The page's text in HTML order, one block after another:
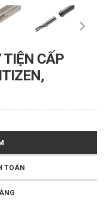
TIỆN CẤP
TOÁN